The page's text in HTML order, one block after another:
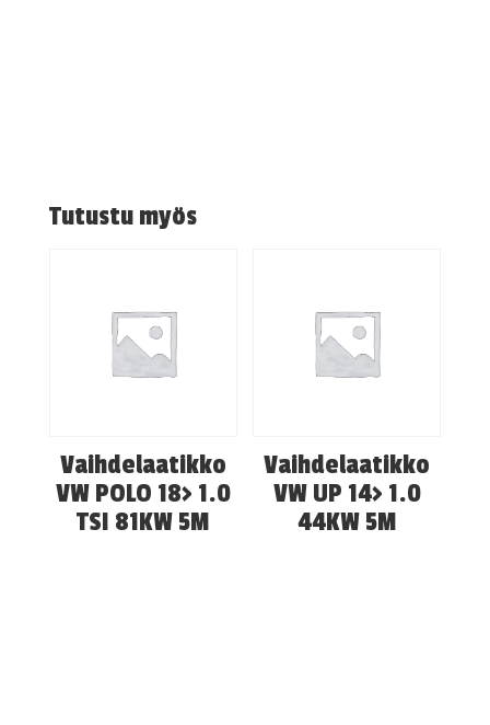
Tutustu myös
Vaihdelaatikko
VW POLO 18> 1.0
TSI 81KW 5M
Vaihdelaatikko
VW UP 14> 1.0
44KW 5M